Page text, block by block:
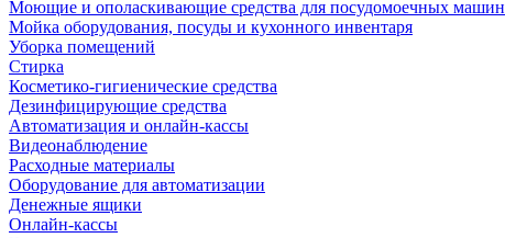
Моющие и ополаскивающие средства для посудомоечных машин
Мойка оборудования, посуды и кухонного инвентаря
Уборка помещений
Стирка
Косметико-гигиенические средства
Дезинфицирующие средства
Автоматизация и онлайн-кассы
Видеонаблюдение
Расходные материалы
Оборудование для автоматизации
Денежные ящики
Онлайн-кассы